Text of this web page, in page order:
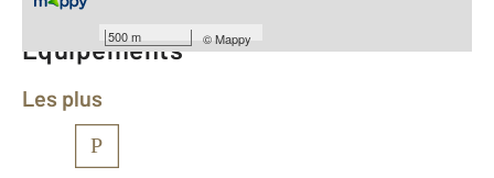
500 m ©Mappy
Équipements
Les plus
P